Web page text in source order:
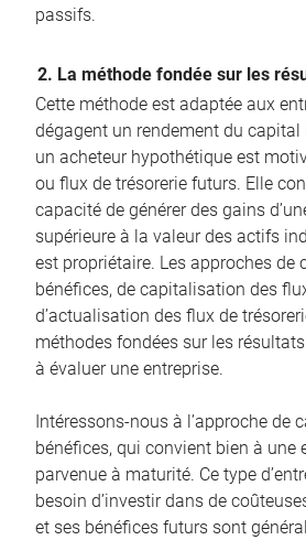
passifs.
2. La méthode fondée sur les
Cette méthode est adaptée aux
dégagent un rendement du
un acheteur hypothétique est
ou flux de trésorerie futurs. Elle
capacité de générer des gains
supérieure à la valeur des actifs
est propriétaire. Les approches de
bénéfices, de capitalisation des
d’actualisation des flux de
méthodes fondées sur les
à évaluer une entreprise.
Intéressons-nous à l’approche de
bénéfices, qui convient bien à une
parvenue à maturité. Ce type
besoin d’investir dans de
et ses bénéfices futurs sont